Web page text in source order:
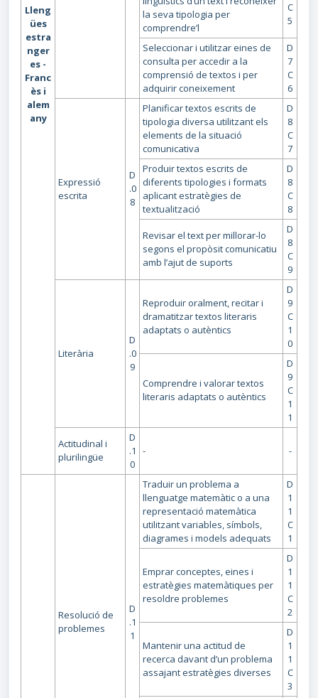
Lleng
ües
estra
nger
es -
Franc
ès i
alem
any
la seva tipologia per
comprendre’l
C
5
Seleccionar i utilitzar eines de
consulta per accedir a la
comprensió de textos i per
adquirir coneixement
D
7
C
6
Expressió
escrita
D
.0
8
Planificar textos escrits de
tipologia diversa utilitzant els
elements de la situació
comunicativa
D
8
C
7
Produir textos escrits de
diferents tipologies i formats
aplicant estratègies de
textualització
D
8
C
8
Revisar el text per millorar-lo
segons el propòsit comunicatiu
amb l’ajut de suports
D
8
C
9
Literària
D
.0
9
Reproduir oralment, recitar i
dramatitzar textos literaris
adaptats o autèntics
D
9
C
1
0
Comprendre i valorar textos
literaris adaptats o autèntics
D
9
C
1
1
Actitudinal i
plurilingüe
D
.1
0
- -
Resolució de
problemes
D
.1
1
Traduir un problema a
llenguatge matemàtic o a una
representació matemàtica
utilitzant variables, símbols,
diagrames i models adequats
D
1
1
C
1
Emprar conceptes, eines i
estratègies matemàtiques per
resoldre problemes
D
1
1
C
2
Mantenir una actitud de
recerca davant d’un problema
assajant estratègies diverses
D
1
1
C
3